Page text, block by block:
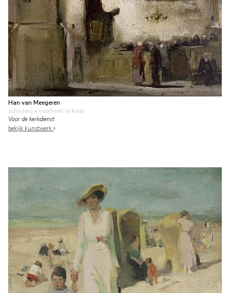
Han van Meegeren
schilderij • voorheen te koop
Voor de kerkdienst
bekijk kunstwerk